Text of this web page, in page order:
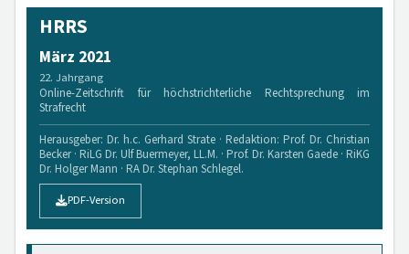
HRRS
März 2021
22. Jahrgang
Online-Zeitschrift für höchstrichterliche Rechtsprechung im
Strafrecht
Herausgeber: Dr. h.c. Gerhard Strate · Redaktion: Prof. Dr. Christian
Becker · RiLG Dr. Ulf Buermeyer, LL.M. · Prof. Dr. Karsten Gaede · RiKG
Dr. Holger Mann · RA Dr. Stephan Schlegel.
PDF-Version